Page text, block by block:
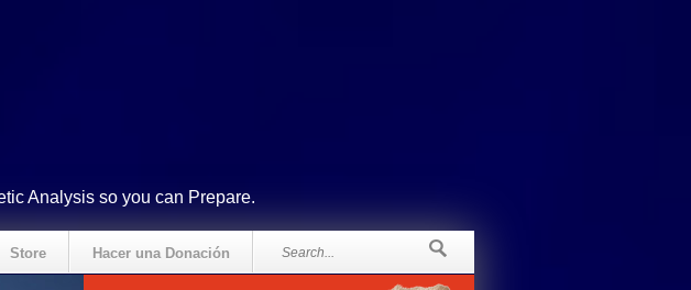
Analysis so you can Prepare.
Store Hacer una Donación